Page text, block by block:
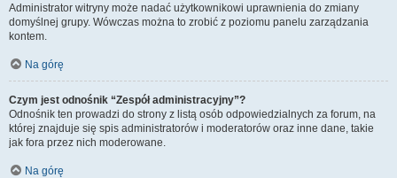
Administrator witryny może nadać użytkownikowi uprawnienia do zmiany
domyślnej grupy. Wówczas można to zrobić z poziomu panelu zarządzania
kontem.
Na górę
Czym jest odnośnik “Zespół administracyjny”?
Odnośnik ten prowadzi do strony z listą osób odpowiedzialnych za forum, na
której znajduje się spis administratorów i moderatorów oraz inne dane, takie
jak fora przez nich moderowane.
Na górę